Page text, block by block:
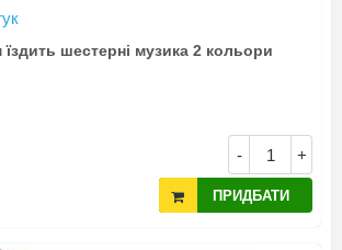
шестерні музика 2 кольори
- +
ПРИДБАТИ